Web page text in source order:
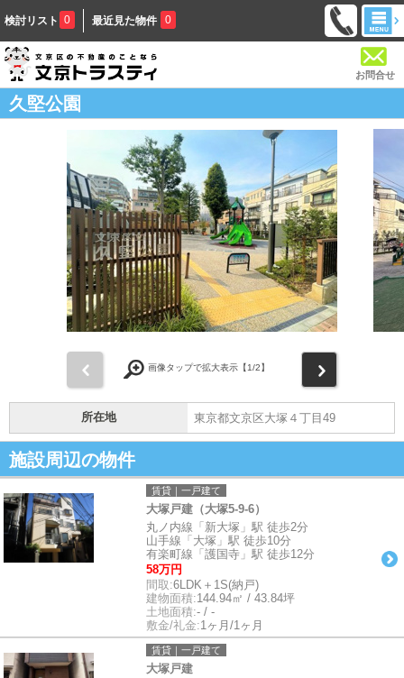
検討リスト 0 最近見た物件 0
お問合せ
久堅公園
画像タップで拡大表示【1/2】
所在地 東京都文京区大塚４丁目49
施設周辺の物件
賃貸｜一戸建て
大塚戸建（大塚5-9-6）
丸ノ内線「新大塚」駅 徒歩2分
山手線「大塚」駅 徒歩10分
有楽町線「護国寺」駅 徒歩12分
58万円
間取:6LDK＋1S(納戸)
建物面積:144.94㎡ / 43.84坪
土地面積:- / -
敷金/礼金:1ヶ月/1ヶ月
賃貸｜一戸建て
大塚戸建